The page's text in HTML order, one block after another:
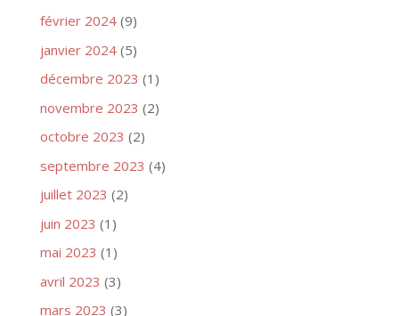
février 2024(9)
janvier 2024(5)
décembre 2023 (1)
novembre 2023 (2)
octobre 2023 (2)
septembre 2023 (4)
juillet 2023 (2)
juin 2023 (1)
mai 2023 (1)
avril 2023 (3)
mars 2023 (3)